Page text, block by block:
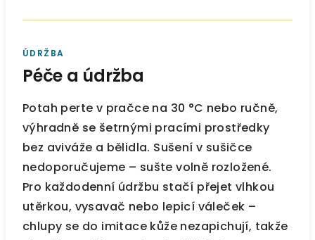
ÚDRŽBA
Péče a údržba
Potah perte v pračce na 30 °C nebo ručně,
výhradně se šetrnými pracími prostředky
bez aviváže a bělidla. Sušení v sušičce
nedoporučujeme – sušte volně rozložené.
Pro každodenní údržbu stačí přejet vlhkou
utěrkou, vysavač nebo lepicí váleček –
chlupy se do imitace kůže nezapichují, takže